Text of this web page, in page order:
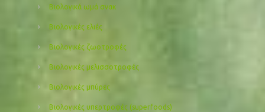
Βιολογικά ωμά σνακ
Βιολογικές ελιές
Βιολογικές ζωοτροφές
Βιολογικές μελισσοτροφές
Βιολογικές μπύρες
Βιολογικές υπερτροφές (superfoods)